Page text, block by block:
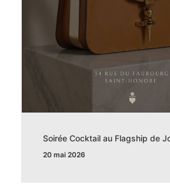
Soirée Cocktail au Flagship de
20 mai 2026